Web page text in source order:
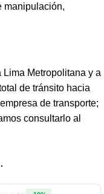
manipulación,
Metropolitana y a
de tránsito hacia
de transporte;
consultarlo al